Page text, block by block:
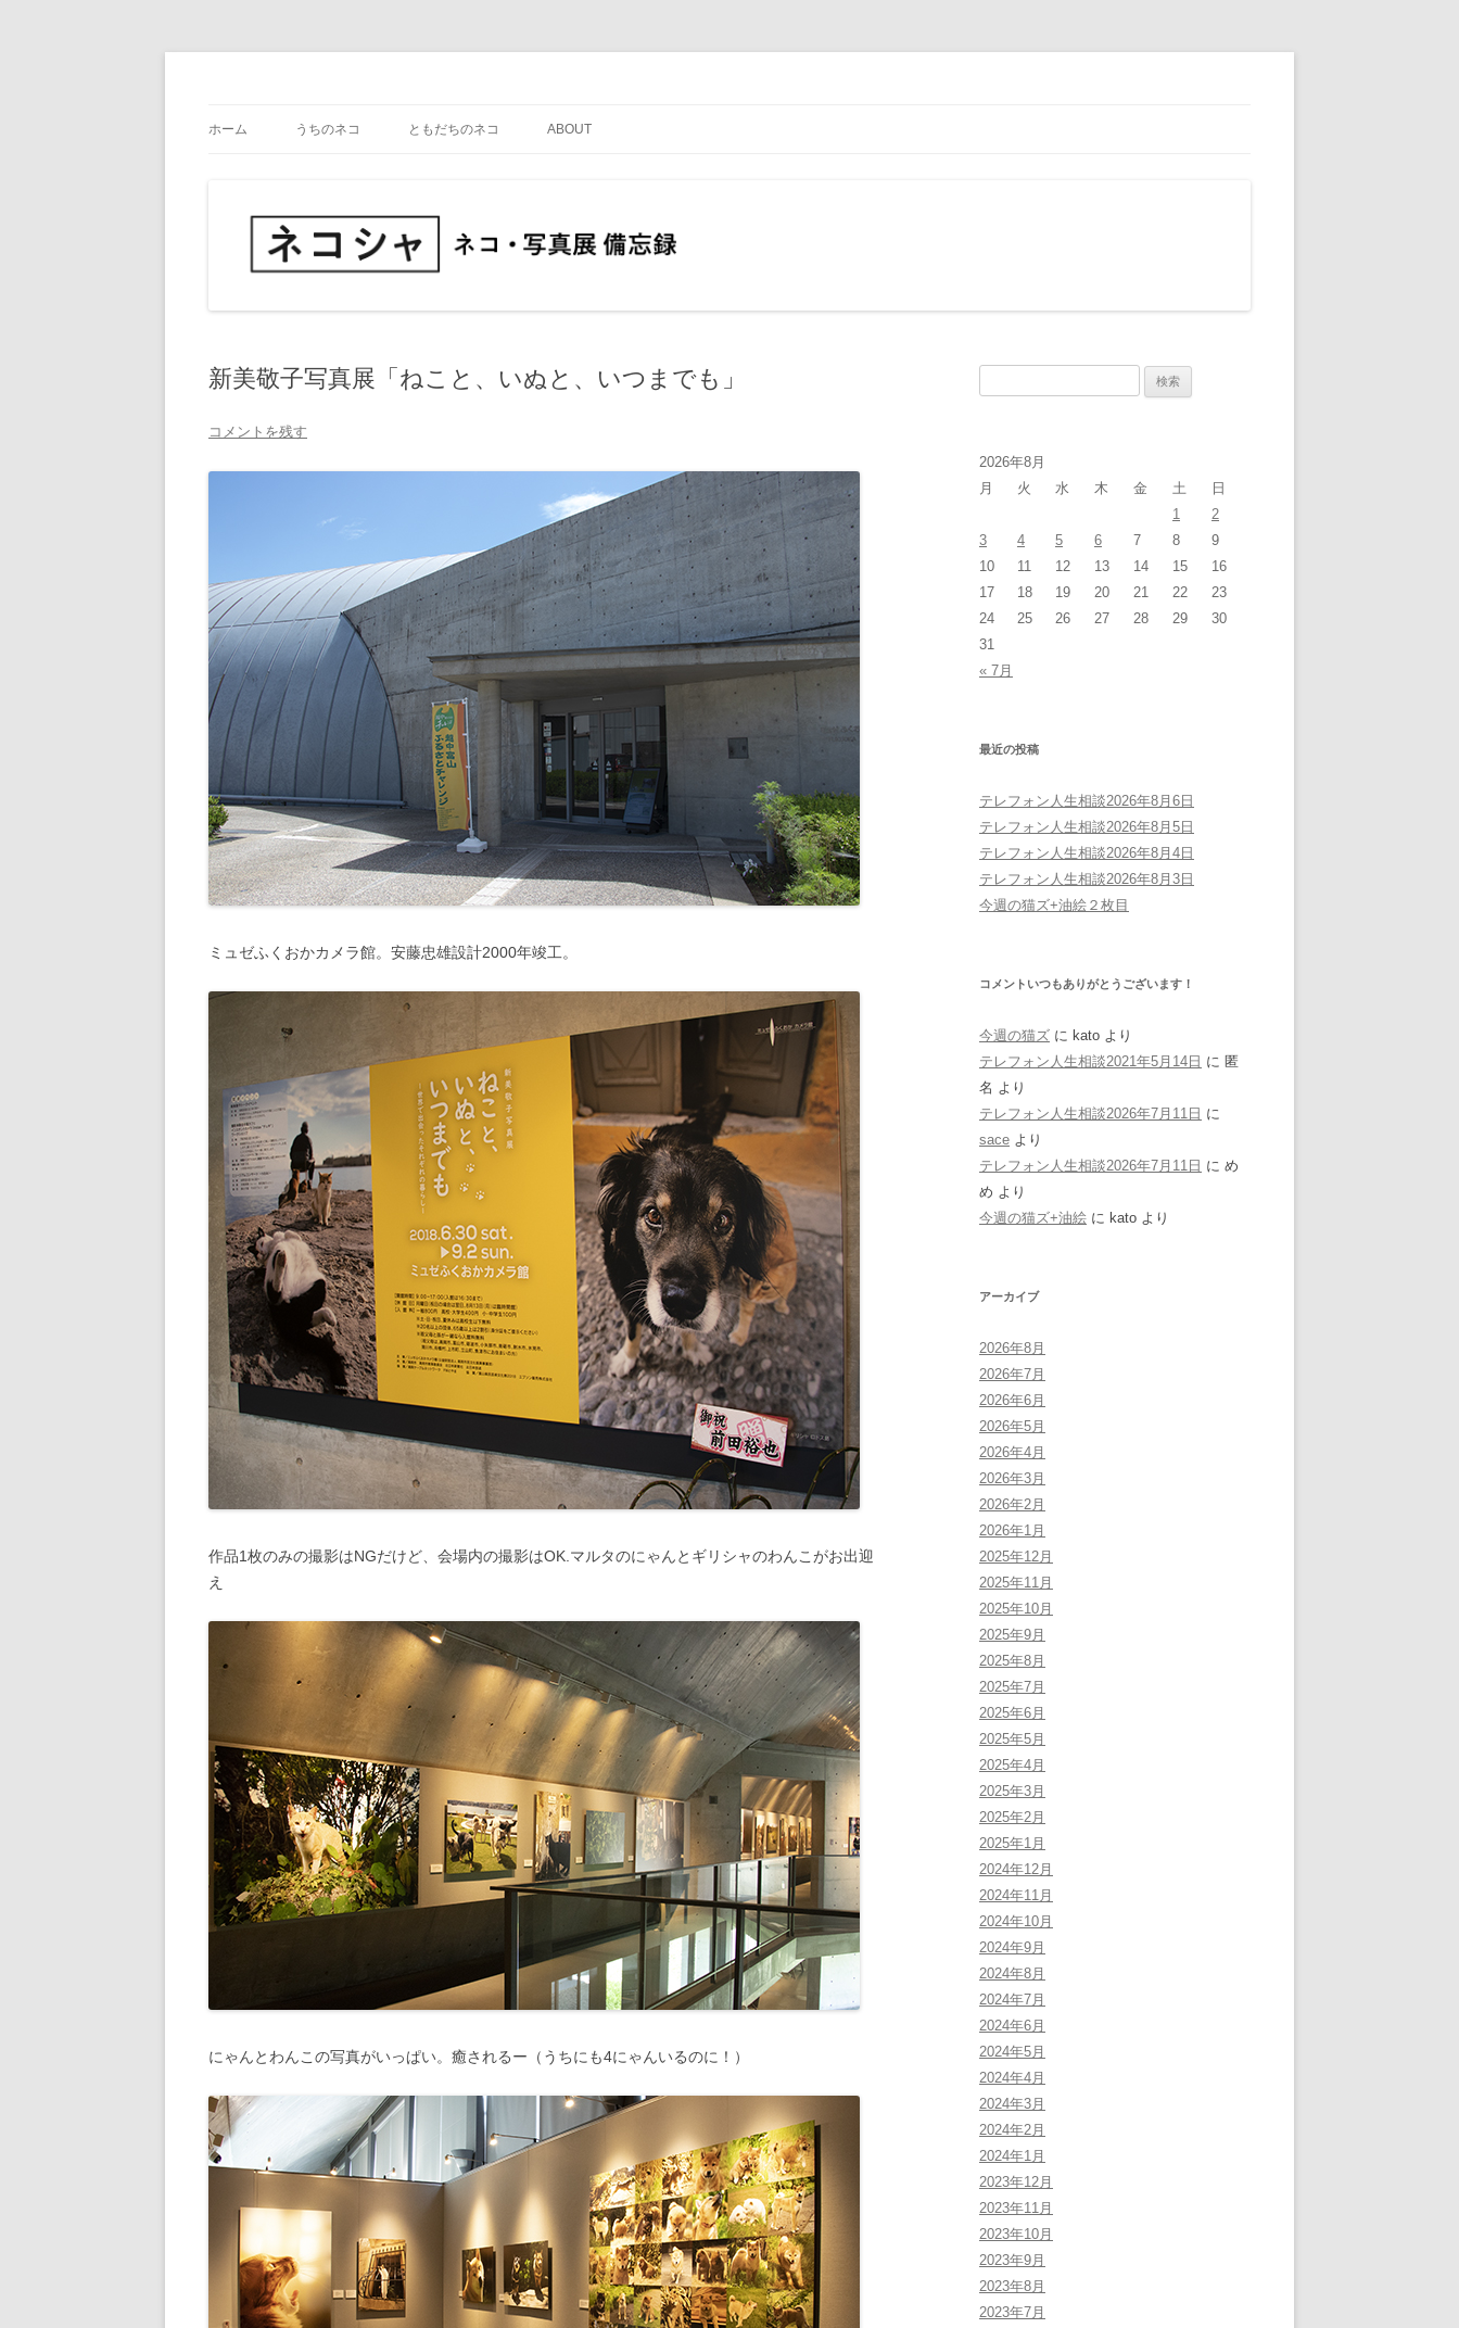
へ
ホーム うちのネコ ともだちのネコ ABOUT
新美敬子写真展「ねこと、いぬと、いつまでも」
コメントを残す
ミュゼふくおかカメラ館。安藤忠雄設計2000年竣工。
作品1枚のみの撮影はNGだけど、会場内の撮影はOK.マルタのにゃんとギリシャのわんこがお出迎
え
にゃんとわんこの写真がいっぱい。癒されるー（うちにも4にゃんいるのに！）
2026年8月
月
火 水 木 金 土
日
1
2
3
4 5 6 7 8
9
10
11 12 13 14 15
16
17
18 19 20 21 22
23
24
25 26 27 28 29
30
31
« 7月
最近の投稿
テレフォン人生相談2026年8月6日
テレフォン人生相談2026年8月5日
テレフォン人生相談2026年8月4日
テレフォン人生相談2026年8月3日
今週の猫ズ+油絵２枚目
コメントいつもありがとうございます！
今週の猫ズ に kato より
テレフォン人生相談2021年5月14日 に 匿
名 より
テレフォン人生相談2026年7月11日 に
sace より
テレフォン人生相談2026年7月11日 に め
め より
今週の猫ズ+油絵 に kato より
アーカイブ
2026年8月
2026年7月
2026年6月
2026年5月
2026年4月
2026年3月
2026年2月
2026年1月
2025年12月
2025年11月
2025年10月
2025年9月
2025年8月
2025年7月
2025年6月
2025年5月
2025年4月
2025年3月
2025年2月
2025年1月
2024年12月
2024年11月
2024年10月
2024年9月
2024年8月
2024年7月
2024年6月
2024年5月
2024年4月
2024年3月
2024年2月
2024年1月
2023年12月
2023年11月
2023年10月
2023年9月
2023年8月
2023年7月